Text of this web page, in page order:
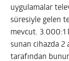
uygulamalar
süresiyle gelen
mevcut. 3.000:1
sunan cihazda 2
tarafından